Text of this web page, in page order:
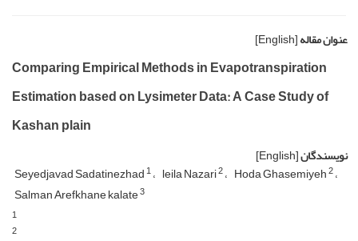
عنوان مقاله[English]
Comparing Empirical Methods in Evapotranspiration
Estimation based on Lysimeter Data: A Case Study of
Kashan plain
نویسندگان[English]
Seyedjavad Sadatinezhad1 leila Nazari2 Hoda Ghasemiyeh2
Salman Arefkhane kalate3
1
2